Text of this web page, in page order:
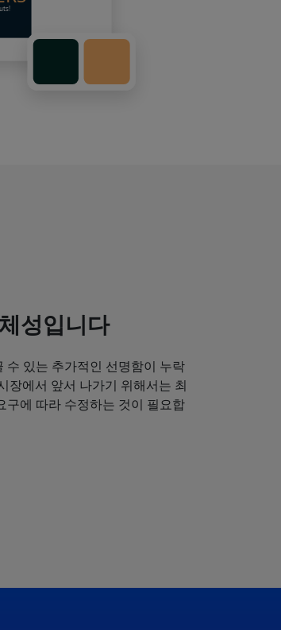
성입니다
수 있는 추가적인 선명함이 누락
장에서 앞서 나가기 위해서는 최
구에 따라 수정하는 것이 필요합